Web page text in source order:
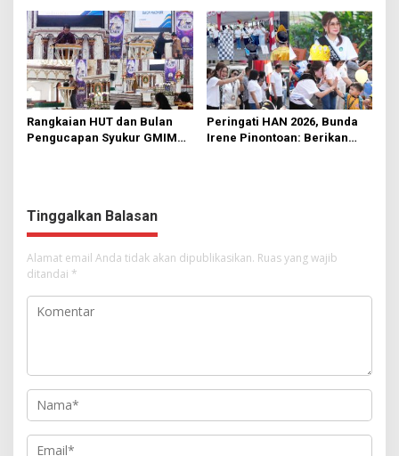
Manado
Rumput
Rangkaian HUT dan Bulan
Pengucapan Syukur GMIM
Peringati HAN 2026, Bunda
Irene Pinontoan: Berikan
Tinggalkan Balasan
Alamat email Anda tidak akan dipublikasikan. Ruas yang wajib
ditandai *